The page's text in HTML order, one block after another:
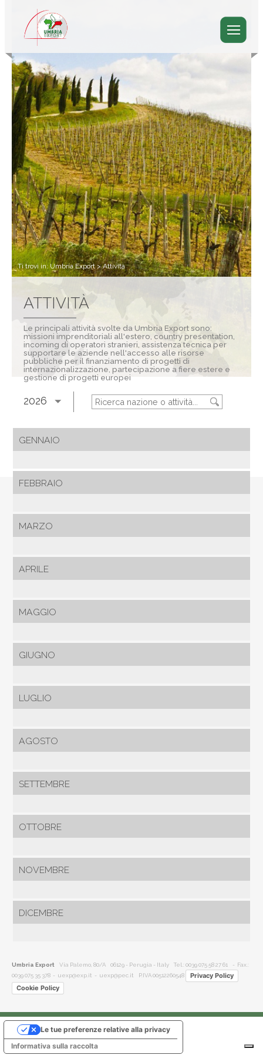
Ti trovi in: Umbria Export>Attività
ATTIVITÀ
Le principali attività svolte da Umbria Export sono:
missioni imprenditoriali all'estero, country presentation,
incoming di operatori stranieri, assistenza tecnica per
supportare le aziende nell'accesso alle risorse
pubbliche per il finanziamento di progetti di
internazionalizzazione, partecipazione a fiere estere e
gestione di progetti europei
2026
GENNAIO
FEBBRAIO
MARZO
APRILE
MAGGIO
GIUGNO
LUGLIO
AGOSTO
SETTEMBRE
OTTOBRE
NOVEMBRE
DICEMBRE
Umbria Export Via Palemo, 80/A 06129 - Perugia - Italy Tel.: 0039 075 58 27 61 - Fax.:
0039 075 35 378 - uexp@exp.it - uexp@pec.it P.IVA 00512260548
Privacy Policy
Cookie Policy
Informativa sulla raccolta
Le tue preferenze relative alla privacy